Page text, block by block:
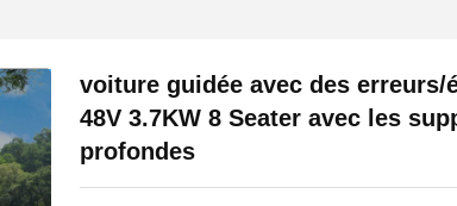
voiture guidée avec des
48V 3.7KW 8 Seater avec les
profondes